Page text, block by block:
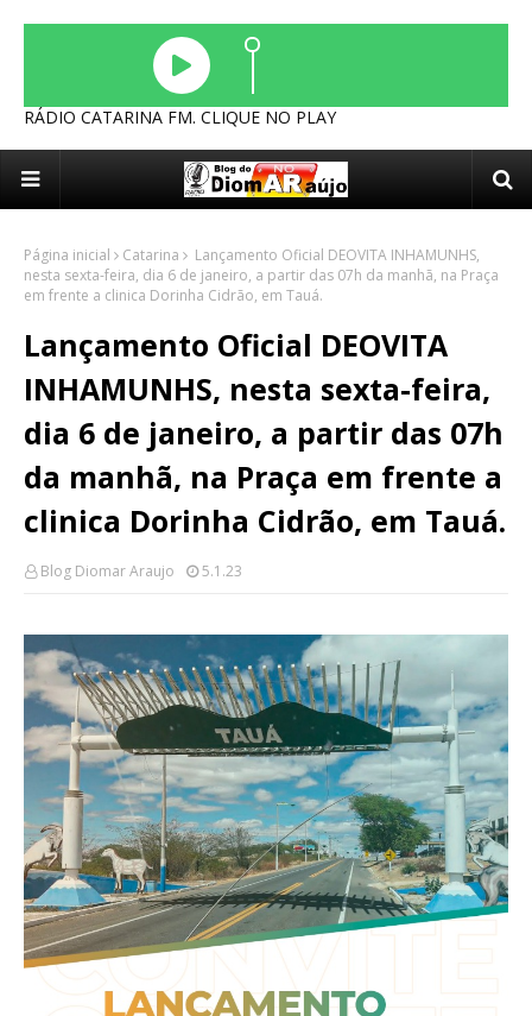
RÁDIO CATARINA FM. CLIQUE NO PLAY
Página inicial Catarina
Lançamento Oficial DEOVITA INHAMUNHS,
nesta sexta-feira, dia 6 de janeiro, a partir das 07h da manhã, na Praça
em frente a clinica Dorinha Cidrão, em Tauá.
Lançamento Oficial DEOVITA
INHAMUNHS, nesta sexta-feira,
dia 6 de janeiro, a partir das 07h
da manhã, na Praça em frente a
clinica Dorinha Cidrão, em Tauá.
Blog Diomar Araujo 5.1.23